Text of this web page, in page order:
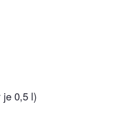
je 0,5 l)